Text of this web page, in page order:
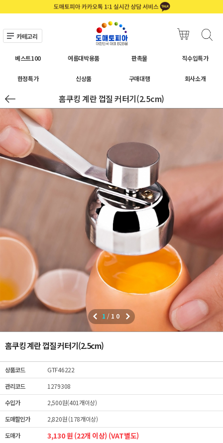
카테고리
베스트100 여름대박용품 판촉물 직수입특가
한정특가 신상품 구매대행 회사소개
홈쿠킹 계란 껍질 커터기(2.5cm)
1 / 10
홈쿠킹 계란 껍질 커터기(2.5cm)
상품코드
GTF46222
관리코드
1279308
수입가
2,500원(401개이상)
도매할인가
2,820원 (178개이상)
도매가
3,130 원 (22개 이상) (VAT별도)